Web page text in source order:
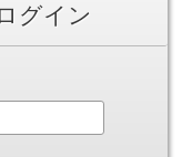
グイン